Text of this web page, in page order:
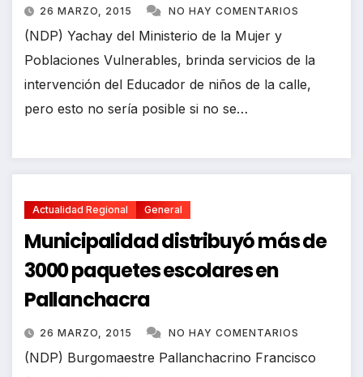
26 MARZO, 2015 NO HAY COMENTARIOS
(NDP) Yachay del Ministerio de la Mujer y
Poblaciones Vulnerables, brinda servicios de la
intervención del Educador de niños de la calle,
pero esto no sería posible si no se…
Actualidad Regional General
Municipalidad distribuyó más de
3000 paquetes escolares en
Pallanchacra
26 MARZO, 2015 NO HAY COMENTARIOS
(NDP) Burgomaestre Pallanchacrino Francisco